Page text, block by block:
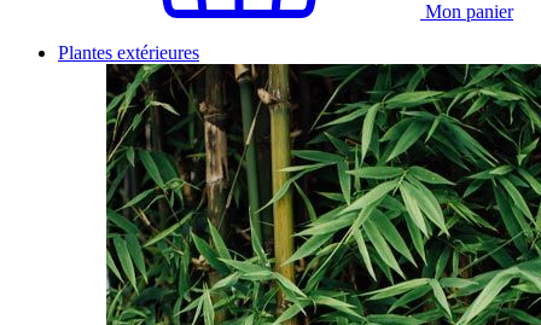
Mon panier
Plantes extérieures